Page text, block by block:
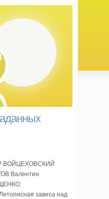
ВОЙЦЕХОВСКИЙ
Валентин
завеса над